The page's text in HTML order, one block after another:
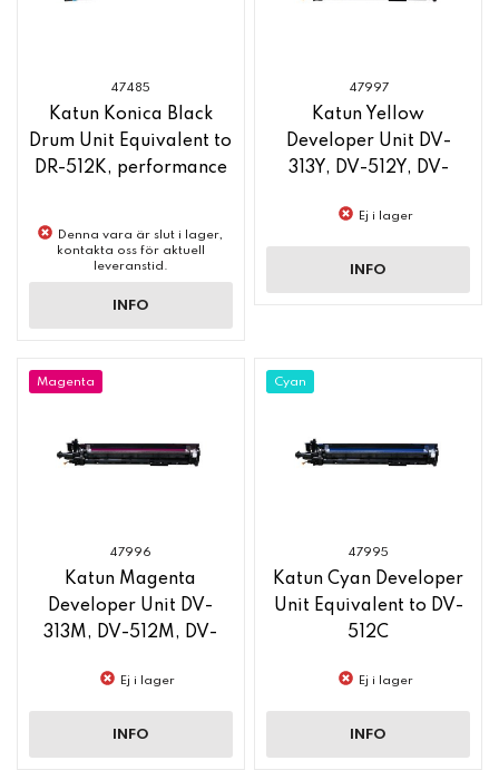
47485
Katun Konica Black
Drum Unit Equivalent to
DR-512K, performance
Denna vara är slut i lager,
kontakta oss för aktuell
leveranstid.
INFO
47997
Katun Yellow
Developer Unit DV-
313Y, DV-512Y, DV-
Ej i lager
INFO
Magenta
47996
Katun Magenta
Developer Unit DV-
313M, DV-512M, DV-
Ej i lager
INFO
Cyan
47995
Katun Cyan Developer
Unit Equivalent to DV-
512C
Ej i lager
INFO